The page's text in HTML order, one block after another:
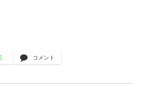
コメント